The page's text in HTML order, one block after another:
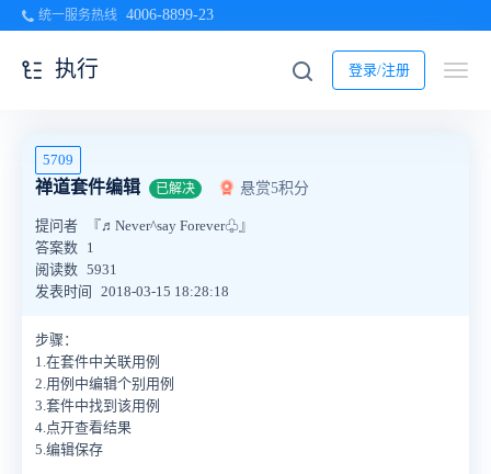
统一服务热线 4006-8899-23
登录/注册
执行
5709
禅道套件编辑 已解决 悬赏5积分
提问者
『♬Never^say Forever♧』
答案数 1
阅读数 5931
发表时间
2018-03-15 18:28:18
步骤：
1.在套件中关联用例
2.用例中编辑个别用例
3.套件中找到该用例
4.点开查看结果
5.编辑保存